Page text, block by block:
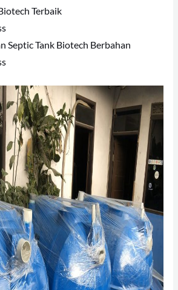
Terbaik
Septic Tank Biotech Berbahan